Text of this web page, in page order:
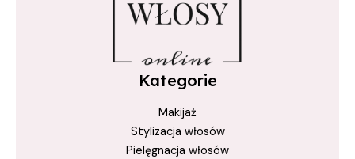
Kategorie
Makijaż
Stylizacja włosów
Pielęgnacja włosów